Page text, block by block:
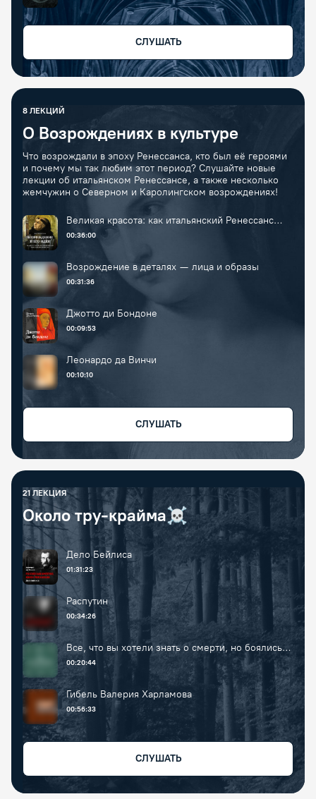
СЛУШАТЬ
8 ЛЕКЦИЙ
О Возрождениях в культуре
Что возрождали в эпоху Ренессанса, кто был её героями
и почему мы так любим этот период? Слушайте новые
лекции об итальянском Ренессансе, а также несколько
жемчужин о Северном и Каролингском возрождениях!
Великая красота: как итальянский Ренессанс
изменил мир
00:36:00
Возрождение в деталях — лица и образы
00:31:36
Джотто ди Бондоне
00:09:53
Леонардо да Винчи
00:10:10
СЛУШАТЬ
21 ЛЕКЦИЯ
Около тру-крайма☠️
Дело Бейлиса
01:31:23
Распутин
00:34:26
Все, что вы хотели знать о смерти, но боялись
спросить
00:20:44
Гибель Валерия Харламова
00:56:33
СЛУШАТЬ